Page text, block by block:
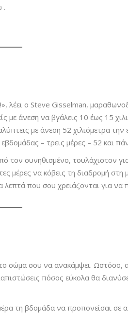
.
λέει ο Steve Gisselman,
με άνεση να βγάλεις 10 έως 15
με άνεση 52 χιλιόμετρα
– τρεις μέρες – 52 και
τον συνηθισμένο, τουλάχιστον
μέρες να κόβεις τη διαδρομή
που σου χρειάζονται για να
σώμα σου να ανακάμψει. Ωστόσο,
πόσος εύκολα θα
τη βδομάδα να προπονείσαι σε